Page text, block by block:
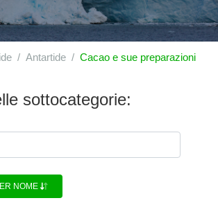
Antartide Cacao e sue preparazioni
sottocategorie:
NOME